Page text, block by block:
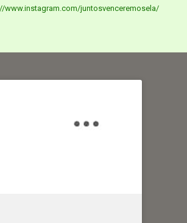
www.instagram.com/juntosvenceremosela/